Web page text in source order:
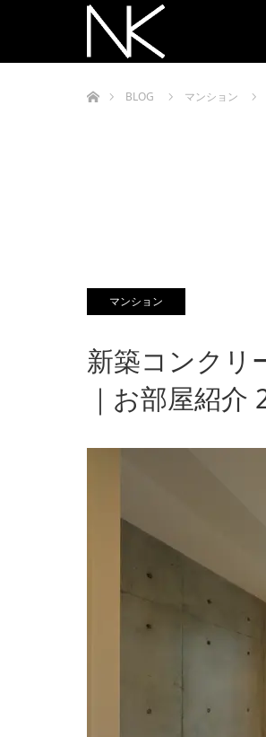
BLOG
マンション
マンション
新築コンクリ
｜お部屋紹